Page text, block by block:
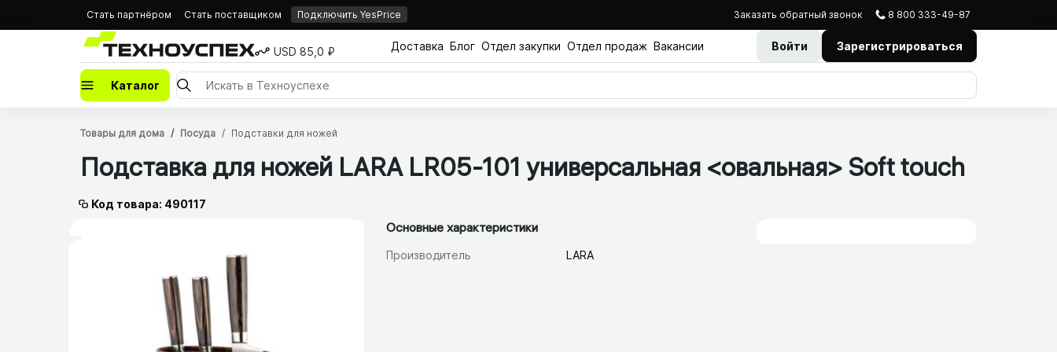
Стать партнёром Стать поставщиком Подключить YesPrice Заказать обратный звонок 8 800 333-49-87
USD 85,0 ₽ Доставка Блог Отдел закупки Отдел продаж Вакансии Войти Зарегистрироваться
Каталог
Товары для дома Посуда Подставки для ножей
Подставка для ножей LARA LR05-101 универсальная <овальная> Soft touch
Код товара: 490117
Основные характеристики
Производитель LARA